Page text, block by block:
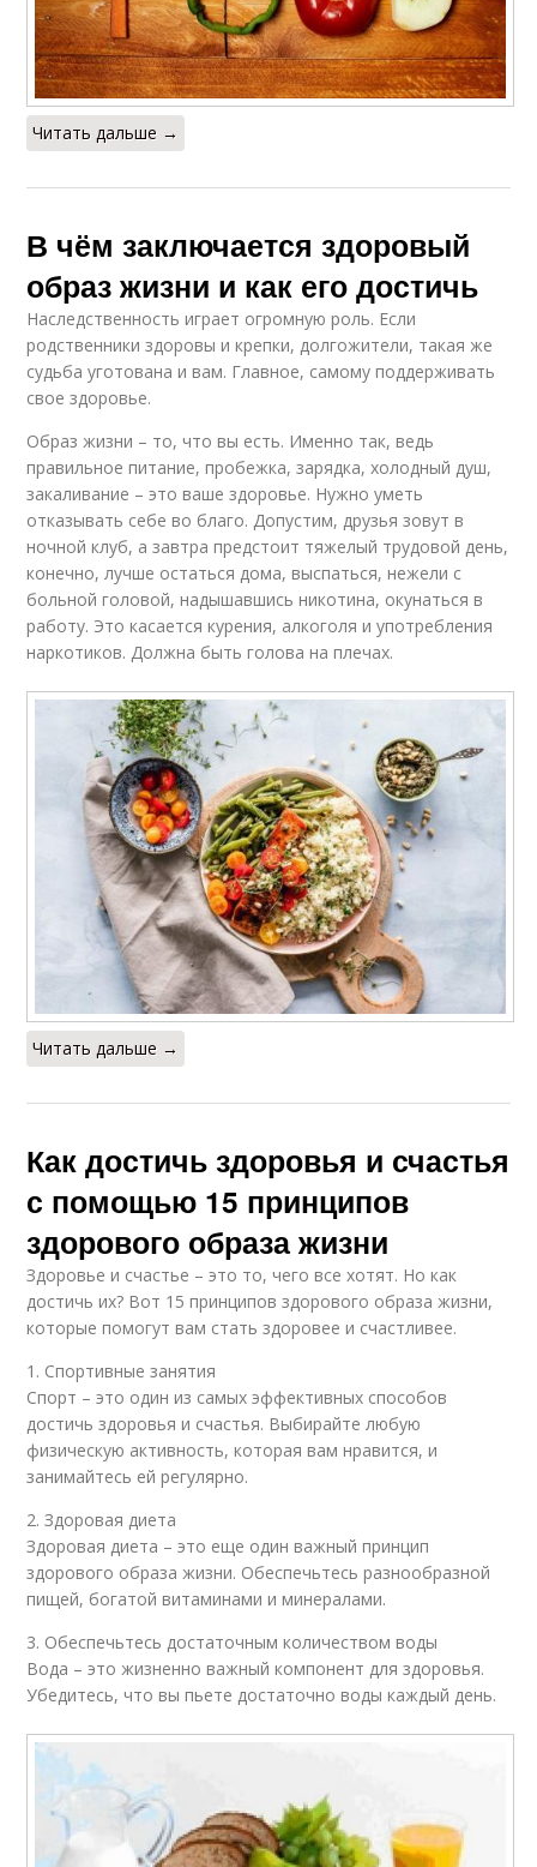
Читать дальше →
В чём заключается здоровый
образ жизни и как его достичь
Наследственность играет огромную роль. Если
родственники здоровы и крепки, долгожители, такая же
судьба уготована и вам. Главное, самому поддерживать
свое здоровье.
Образ жизни – то, что вы есть. Именно так, ведь
правильное питание, пробежка, зарядка, холодный душ,
закаливание – это ваше здоровье. Нужно уметь
отказывать себе во благо. Допустим, друзья зовут в
ночной клуб, а завтра предстоит тяжелый трудовой день,
конечно, лучше остаться дома, выспаться, нежели с
больной головой, надышавшись никотина, окунаться в
работу. Это касается курения, алкоголя и употребления
наркотиков. Должна быть голова на плечах.
Читать дальше →
Как достичь здоровья и счастья
с помощью 15 принципов
здорового образа жизни
Здоровье и счастье – это то, чего все хотят. Но как
достичь их? Вот 15 принципов здорового образа жизни,
которые помогут вам стать здоровее и счастливее.
1. Спортивные занятия
Спорт – это один из самых эффективных способов
достичь здоровья и счастья. Выбирайте любую
физическую активность, которая вам нравится, и
занимайтесь ей регулярно.
2. Здоровая диета
Здоровая диета – это еще один важный принцип
здорового образа жизни. Обеспечьтесь разнообразной
пищей, богатой витаминами и минералами.
3. Обеспечьтесь достаточным количеством воды
Вода – это жизненно важный компонент для здоровья.
Убедитесь, что вы пьете достаточно воды каждый день.